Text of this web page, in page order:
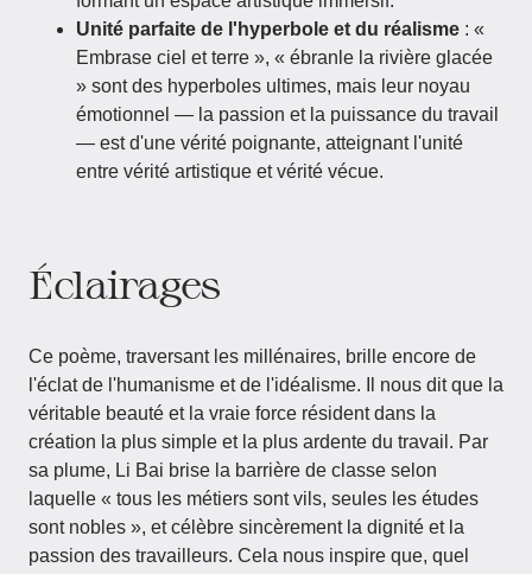
Unité parfaite de l'hyperbole et du réalisme : «
Embrase ciel et terre », « ébranle la rivière glacée
» sont des hyperboles ultimes, mais leur noyau
émotionnel — la passion et la puissance du travail
— est d'une vérité poignante, atteignant l'unité
entre vérité artistique et vérité vécue.
Éclairages
Ce poème, traversant les millénaires, brille encore de
l'éclat de l'humanisme et de l'idéalisme. Il nous dit que la
véritable beauté et la vraie force résident dans la
création la plus simple et la plus ardente du travail. Par
sa plume, Li Bai brise la barrière de classe selon
laquelle « tous les métiers sont vils, seules les études
sont nobles », et célèbre sincèrement la dignité et la
passion des travailleurs. Cela nous inspire que, quel